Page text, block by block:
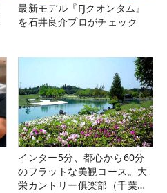
最新モデル『FJクオンタム』
を石井良介プロがチェック
インター5分、都心から60分
のフラットな美観コース。大
栄カントリー俱楽部（千葉